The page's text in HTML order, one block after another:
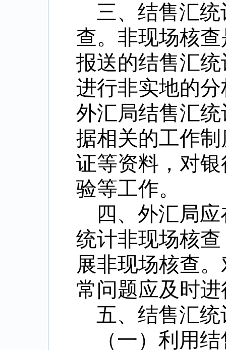
三、结售汇
查。非现场核
报送的结售汇
进行非实地的
外汇局结售汇
据相关的工作
证等资料，对
验等工作。
四、外汇局
统计非现场核
展非现场核查
常问题应及时
五、结售汇
（一）利用